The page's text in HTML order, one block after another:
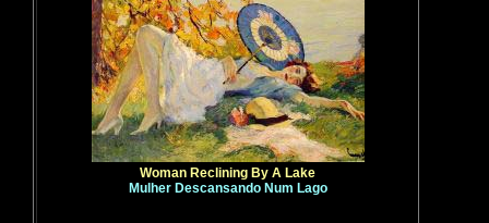
Woman Reclining By A Lake
Mulher Descansando Num Lago